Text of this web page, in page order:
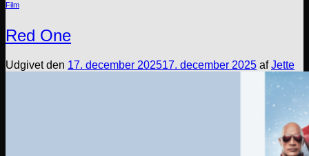
Film
Red One
Udgivet den 17. december 202517. december 2025 afJette